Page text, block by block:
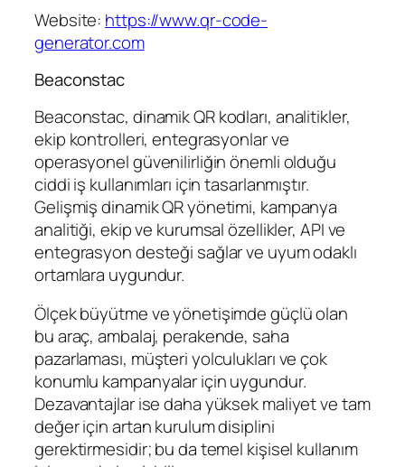
Website: https://www.qr-code-
generator.com
Beaconstac
Beaconstac, dinamik QR kodları, analitikler,
ekip kontrolleri, entegrasyonlar ve
operasyonel güvenilirliğin önemli olduğu
ciddi iş kullanımları için tasarlanmıştır.
Gelişmiş dinamik QR yönetimi, kampanya
analitiği, ekip ve kurumsal özellikler, API ve
entegrasyon desteği sağlar ve uyum odaklı
ortamlara uygundur.
Ölçek büyütme ve yönetişimde güçlü olan
bu araç, ambalaj, perakende, saha
pazarlaması, müşteri yolculukları ve çok
konumlu kampanyalar için uygundur.
Dezavantajlar ise daha yüksek maliyet ve tam
değer için artan kurulum disiplini
gerektirmesidir; bu da temel kişisel kullanım